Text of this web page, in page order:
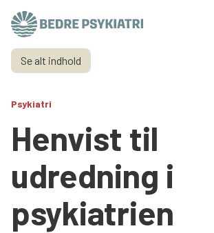
Skip to content
Få hjælp
Tal og fakta
Om os
Vær med
Presse og politik
Se alt indhold
Psykiatri
Henvist til
udredning i
psykiatrien